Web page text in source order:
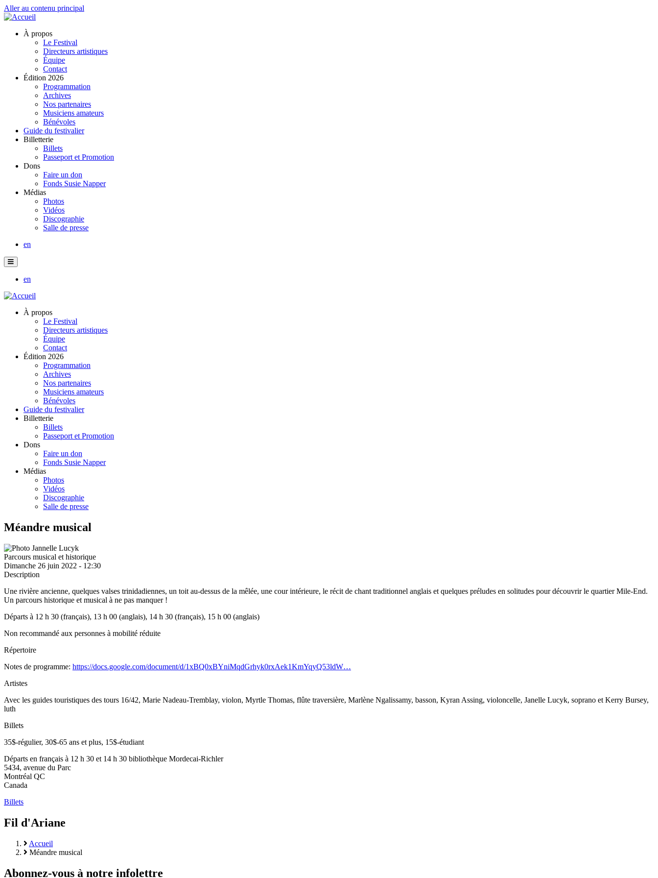
Aller au contenu principal
À propos
Le Festival
Directeurs artistiques
Équipe
Contact
Édition 2026
Programmation
Archives
Nos partenaires
Musiciens amateurs
Bénévoles
Guide du festivalier
Billetterie
Billets
Passeport et Promotion
Dons
Faire un don
Fonds Susie Napper
Médias
Photos
Vidéos
Discographie
Salle de presse
en
en
À propos
Le Festival
Directeurs artistiques
Équipe
Contact
Édition 2026
Programmation
Archives
Nos partenaires
Musiciens amateurs
Bénévoles
Guide du festivalier
Billetterie
Billets
Passeport et Promotion
Dons
Faire un don
Fonds Susie Napper
Médias
Photos
Vidéos
Discographie
Salle de presse
Méandre musical
Parcours musical et historique
Dimanche 26 juin 2022 - 12:30
Description
Une rivière ancienne, quelques valses trinidadiennes, un toit au-dessus de la mêlée, une cour intérieure, le récit de chant traditionnel anglais et quelques préludes en solitudes pour découvrir le quartierMile-End.
Un parcours historique et musical à ne pas manquer !
Départs à 12 h 30 (français), 13 h 00 (anglais), 14 h 30 (français), 15 h 00 (anglais)
Non recommandé aux personnes à mobilité réduite
Répertoire
Notes de programme: https://docs.google.com/document/d/1xBQ0xBYniMqdGrhyk0rxAek1KmYqyQ53ldW…
Artistes
Avec les guides touristiques des tours 16/42, Marie Nadeau-Tremblay, violon, Myrtle Thomas, flûte traversière, Marlène Ngalissamy, basson, Kyran Assing, violoncelle, Janelle Lucyk, soprano et Kerry Bursey,
luth
Billets
35$-régulier, 30$-65 ans et plus, 15$-étudiant
Départs en français à 12 h 30 et 14 h 30 bibliothèque Mordecai-Richler
5434, avenue du Parc
Montréal QC
Canada
Billets
Fil d'Ariane
Accueil
Méandre musical
Abonnez-vous à notre infolettre